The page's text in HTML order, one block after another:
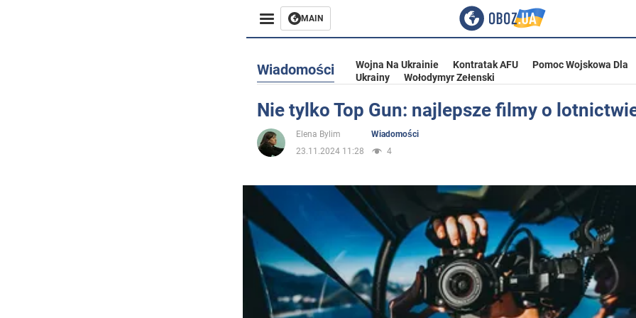
MAIN
Rozrywka
Społeczeństwo
Wojna na Ukrainie
Świat
Wiadomości Wojna Na Ukrainie Kontratak AFU
Pomoc Wojskowa Dla
Ukrainy
Wołodymyr Zełenski
Nie tylko Top Gun: najlepsze filmy o
Elena Bylim
Wiadomości
23.11.2024 11:28
4